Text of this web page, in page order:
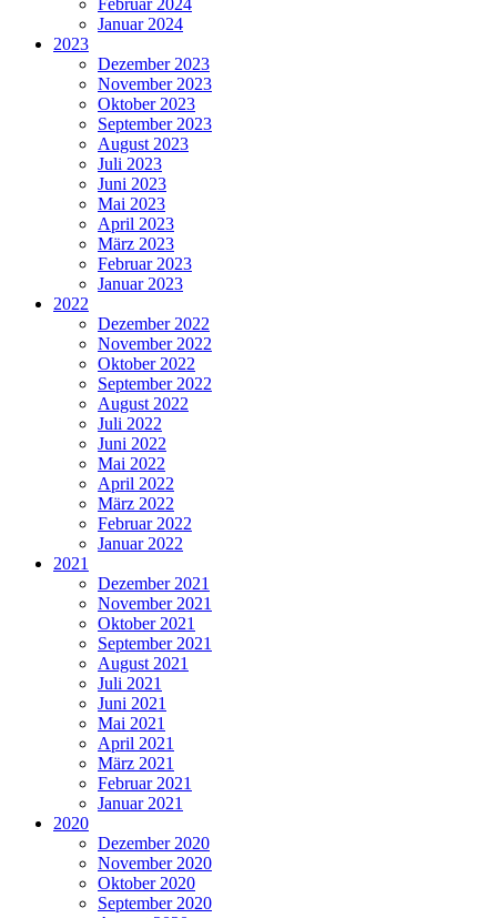
Januar 2024
2023
Dezember 2023
November 2023
Oktober 2023
September 2023
August 2023
Juli 2023
Juni 2023
Mai 2023
April 2023
März 2023
Februar 2023
Januar 2023
2022
Dezember 2022
November 2022
Oktober 2022
September 2022
August 2022
Juli 2022
Juni 2022
Mai 2022
April 2022
März 2022
Februar 2022
Januar 2022
2021
Dezember 2021
November 2021
Oktober 2021
September 2021
August 2021
Juli 2021
Juni 2021
Mai 2021
April 2021
März 2021
Februar 2021
Januar 2021
2020
Dezember 2020
November 2020
Oktober 2020
September 2020